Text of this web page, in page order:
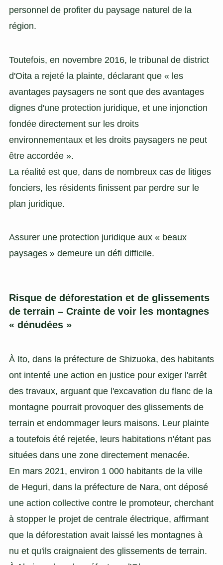
personnel de profiter du paysage naturel de la
région.
Toutefois, en novembre 2016, le tribunal de district
d'Oita a rejeté la plainte, déclarant que « les
avantages paysagers ne sont que des avantages
dignes d'une protection juridique, et une injonction
fondée directement sur les droits
environnementaux et les droits paysagers ne peut
être accordée ».
La réalité est que, dans de nombreux cas de litiges
fonciers, les résidents finissent par perdre sur le
plan juridique.
Assurer une protection juridique aux « beaux
paysages » demeure un défi difficile.
Risque de déforestation et de glissements
de terrain – Crainte de voir les montagnes
« dénudées »
À Ito, dans la préfecture de Shizuoka, des habitants
ont intenté une action en justice pour exiger l'arrêt
des travaux, arguant que l'excavation du flanc de la
montagne pourrait provoquer des glissements de
terrain et endommager leurs maisons. Leur plainte
a toutefois été rejetée, leurs habitations n'étant pas
situées dans une zone directement menacée.
En mars 2021, environ 1 000 habitants de la ville
de Heguri, dans la préfecture de Nara, ont déposé
une action collective contre le promoteur, cherchant
à stopper le projet de centrale électrique, affirmant
que la déforestation avait laissé les montagnes à
nu et qu'ils craignaient des glissements de terrain.